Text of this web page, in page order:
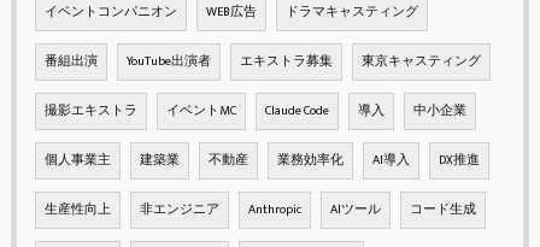
イベントコンパニオン WEB広告 ドラマキャスティング
番組出演 YouTube出演者 エキストラ募集 東京キャスティング
撮影エキストラ イベントMC Claude Code 導入 中小企業
個人事業主 建築業 不動産 業務効率化 AI導入 DX推進
生産性向上 非エンジニア Anthropic AIツール コード生成